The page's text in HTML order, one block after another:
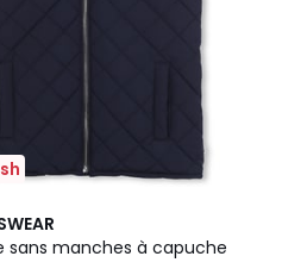
sans manches à capuche